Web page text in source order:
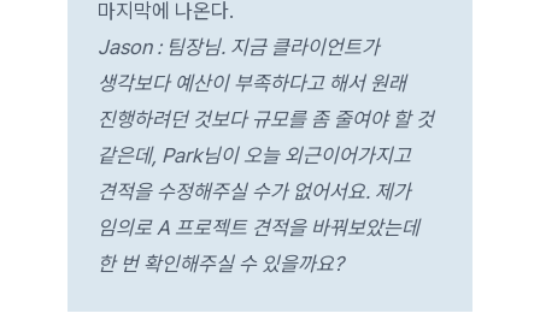
마지막에 나온다.
Jason : 팀장님. 지금 클라이언트가
생각보다 예산이 부족하다고 해서 원래
진행하려던 것보다 규모를 좀 줄여야 할 것
같은데, Park님이 오늘 외근이어가지고
견적을 수정해주실 수가 없어서요. 제가
임의로 A 프로젝트 견적을 바꿔보았는데
한 번 확인해주실 수 있을까요?